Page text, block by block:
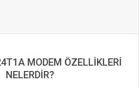
MODEM ÖZELLİKLERİ
NELERDİR?